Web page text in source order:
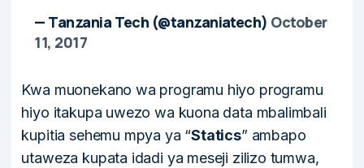
— Tanzania Tech (@tanzaniatech) October
11, 2017
Kwa muonekano wa programu hiyo programu
hiyo itakupa uwezo wa kuona data mbalimbali
kupitia sehemu mpya ya “Statics” ambapo
utaweza kupata idadi ya meseji zilizo tumwa,